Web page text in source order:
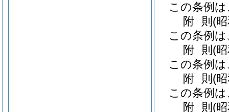
この条例
附 則 (
この条例
附 則 (
この条例
附 則 (
この条例
附 則 (